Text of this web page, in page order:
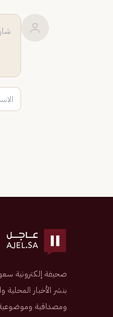
بنشر الأخبار
ومصداقية